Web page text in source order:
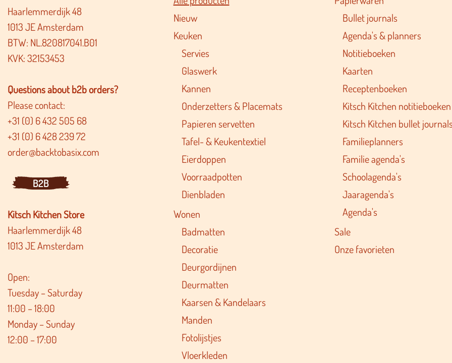
Haarlemmerdijk 48
1013 JE Amsterdam
BTW: NL.820817041.B01
KVK: 32153453
Questions about b2b orders?
Please contact:
+31 (0) 6 432 505 68
+31 (0) 6 428 239 72
order@backtobasix.com
B2B
Kitsch Kitchen Store
Haarlemmerdijk 48
1013 JE Amsterdam
Open:
Tuesday – Saturday
11:00 – 18:00
Monday – Sunday
12:00 – 17:00
Nieuw
Keuken
Servies
Glaswerk
Kannen
Onderzetters & Placemats
Papieren servetten
Tafel- & Keukentextiel
Eierdoppen
Voorraadpotten
Dienbladen
Wonen
Badmatten
Decoratie
Deurgordijnen
Deurmatten
Kaarsen & Kandelaars
Manden
Fotolijstjes
Vloerkleden
Bullet journals
Agenda's & planners
Notitieboeken
Kaarten
Receptenboeken
Kitsch Kitchen notitieboeken
Kitsch Kitchen bullet
Familieplanners
Familie agenda's
Schoolagenda's
Jaaragenda's
Agenda's
Sale
Onze favorieten